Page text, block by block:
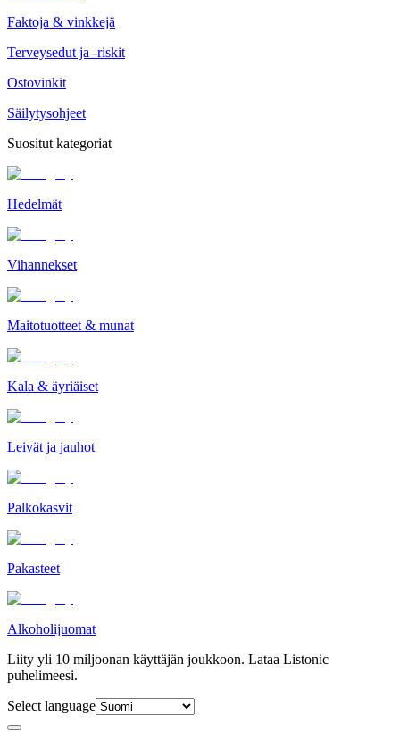
Faktoja & vinkkejä
Terveysedut ja -riskit
Ostovinkit
Säilytysohjeet
Suositut kategoriat
Hedelmät
Vihannekset
Maitotuotteet & munat
Kala & äyriäiset
Leivät ja jauhot
Palkokasvit
Pakasteet
Alkoholijuomat
Liity yli 10 miljoonan käyttäjän joukkoon. Lataa Listonic
puhelimeesi.
Select language